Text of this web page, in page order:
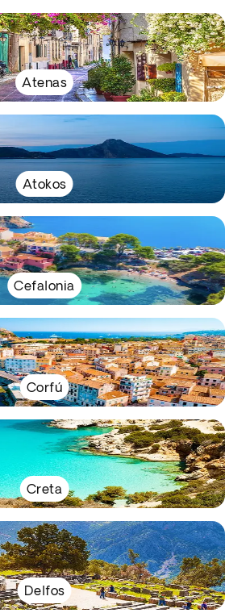
Atenas
Atokos
Cefalonia
Corfú
Creta
Delfos